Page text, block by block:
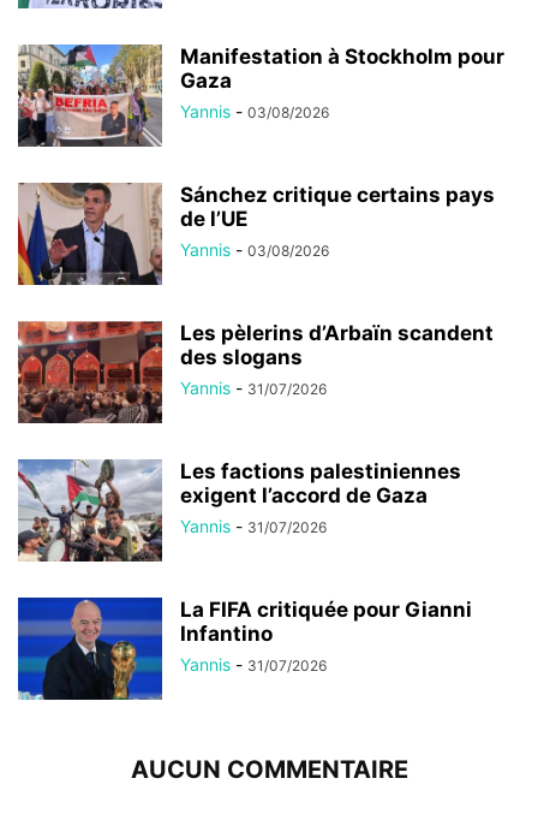
Manifestation à Stockholm pour
Gaza
Yannis - 03/08/2026
Sánchez critique certains pays
de l’UE
Yannis - 03/08/2026
Les pèlerins d’Arbaïn scandent
des slogans
Yannis - 31/07/2026
Les factions palestiniennes
exigent l’accord de Gaza
Yannis - 31/07/2026
La FIFA critiquée pour Gianni
Infantino
Yannis - 31/07/2026
AUCUN COMMENTAIRE